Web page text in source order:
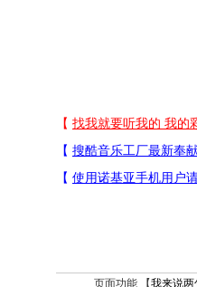
页面功能 【我来说两